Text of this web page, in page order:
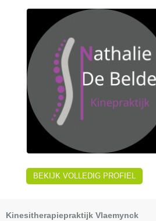
BEKIJK VOLLEDIG PROFIEL
Kinesitherapiepraktijk Vlaemynck